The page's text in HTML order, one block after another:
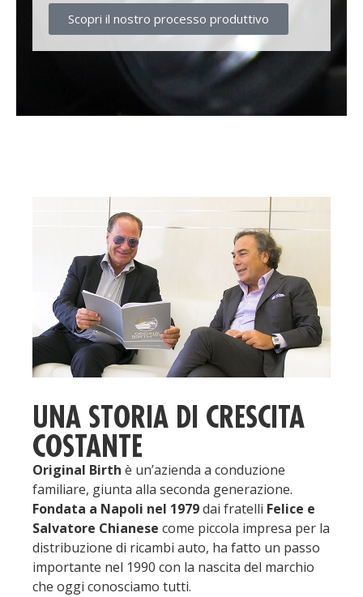
Scopri il nostro processo produttivo
UNA STORIA DI CRESCITA
COSTANTE
Original Birth è un’azienda a conduzione
familiare, giunta alla seconda generazione.
Fondata a Napoli nel 1979dai fratelli Felice e
Salvatore Chianese come piccola impresa per la
distribuzione di ricambi auto, ha fatto un passo
importante nel 1990 con la nascita del marchio
che oggi conosciamo tutti.